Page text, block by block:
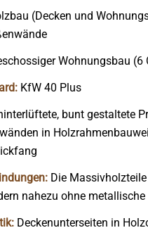
(Decken und
Wohnungsbau (6
KfW 40 Plus
bunt gestaltete
in
Die
nahezu ohne
Deckenunterseiten in